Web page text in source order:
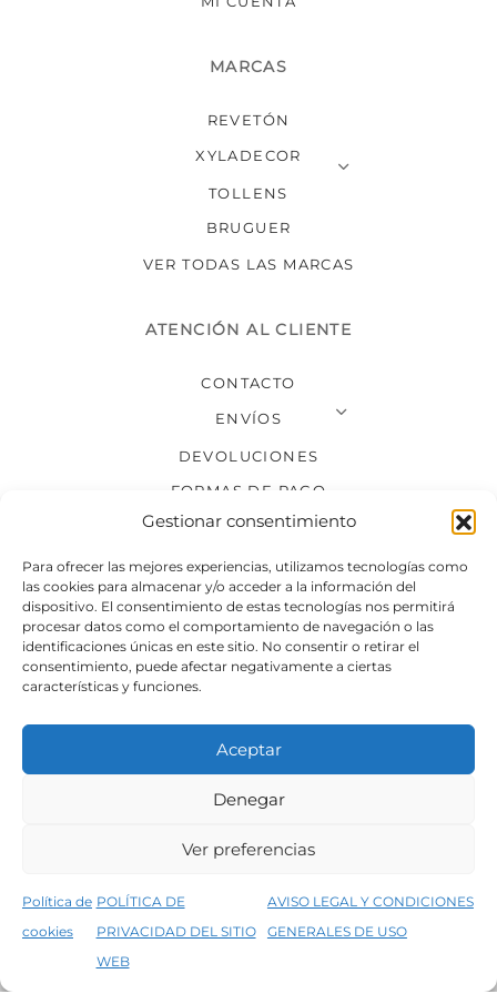
Gestionar consentimiento
Para ofrecer las mejores experiencias, utilizamos tecnologías como
las cookies para almacenar y/o acceder a la información del
dispositivo. El consentimiento de estas tecnologías nos permitirá
procesar datos como el comportamiento de navegación o las
identificaciones únicas en este sitio. No consentir o retirar el
consentimiento, puede afectar negativamente a ciertas
características y funciones.
Aceptar
Denegar
Ver preferencias
Política de
cookies
POLÍTICA DE
PRIVACIDAD DEL SITIO
WEB
AVISO LEGAL Y CONDICIONES
GENERALES DE USO
5% de descuento en tu primera compra, utiliza el código PRIMERACOMPRA
MARCAS
REVETÓN
XYLADECOR
TOLLENS
BRUGUER
VER TODAS LAS MARCAS
ATENCIÓN AL CLIENTE
CONTACTO
ENVÍOS
DEVOLUCIONES
FORMAS DE PAGO
SÍGUENOS
Condiciones generales de venta
Política de privacidad del sitio web
©2026 Decopintur- todos los derechos